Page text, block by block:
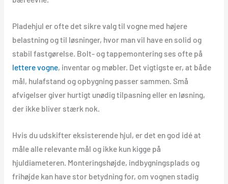
Pladehjul er ofte det sikre valg til vogne med højere
belastning og til løsninger, hvor man vil have en solid og
stabil fastgørelse. Bolt- og tappemontering ses ofte på
lettere vogne, inventar og møbler. Det vigtigste er, at både
mål, hulafstand og opbygning passer sammen. Små
afvigelser giver hurtigt unødig tilpasning eller en løsning,
der ikke bliver stærk nok.
Hvis du udskifter eksisterende hjul, er det en god idé at
måle alle relevante mål og ikke kun kigge på
hjuldiameteren. Monteringshøjde, indbygningsplads og
frihøjde kan have stor betydning for, om vognen stadig